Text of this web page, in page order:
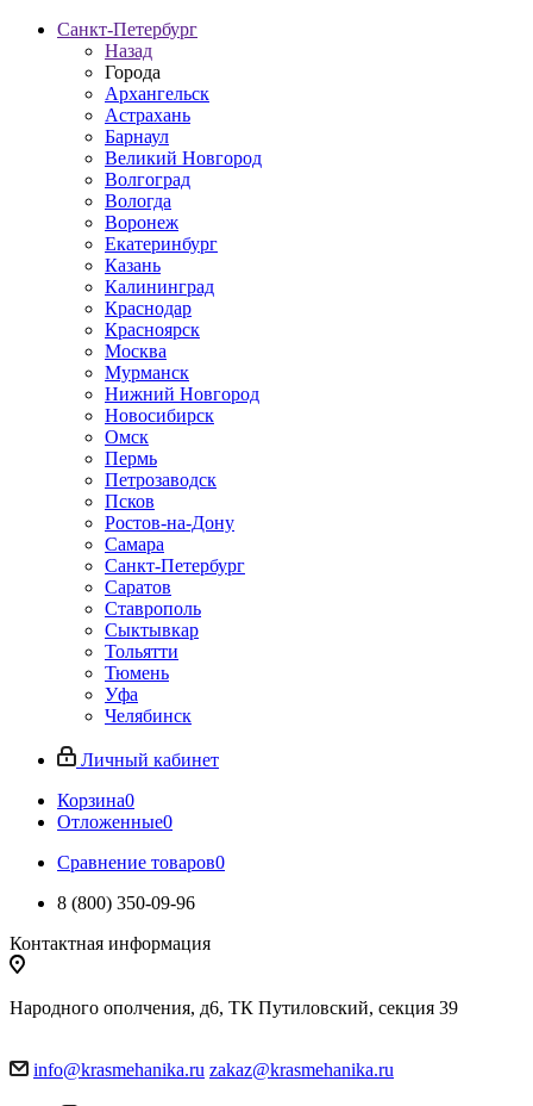
Санкт-Петербург
Назад
Города
Архангельск
Астрахань
Барнаул
Великий Новгород
Волгоград
Вологда
Воронеж
Екатеринбург
Казань
Калининград
Краснодар
Красноярск
Москва
Мурманск
Нижний Новгород
Новосибирск
Омск
Пермь
Петрозаводск
Псков
Ростов-на-Дону
Самара
Санкт-Петербург
Саратов
Ставрополь
Сыктывкар
Тольятти
Тюмень
Уфа
Челябинск
Личный кабинет
Корзина0
Отложенные0
Сравнение товаров0
8 (800) 350-09-96
Контактная информация
Народного ополчения, д6, ТК Путиловский, секция 39
info@krasmehanika.ru zakaz@krasmehanika.ru